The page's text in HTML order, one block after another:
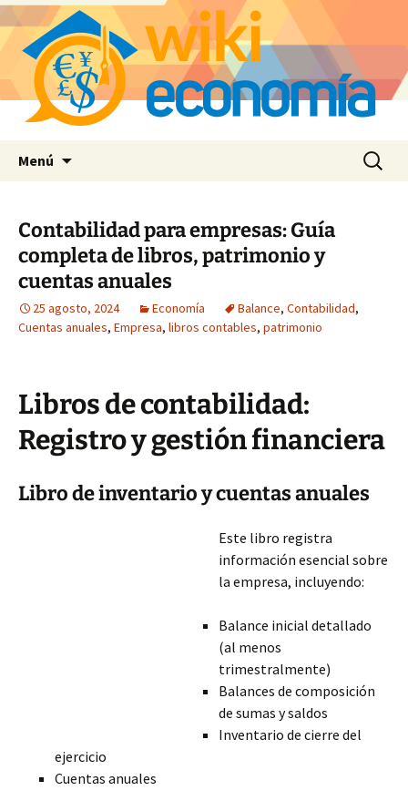
Menú Buscar:
Contabilidad para empresas: Guía
completa de libros, patrimonio y
cuentas anuales
25 agosto, 2024 Economía Balance, Contabilidad,
Cuentas anuales, Empresa, libros contables, patrimonio
Libros de contabilidad:
Registro y gestión financiera
Libro de inventario y cuentas anuales
Este libro registra
información esencial sobre
la empresa, incluyendo:
Balance inicial detallado
(al menos
trimestralmente)
Balances de composición
de sumas y saldos
Inventario de cierre del
ejercicio
Cuentas anuales